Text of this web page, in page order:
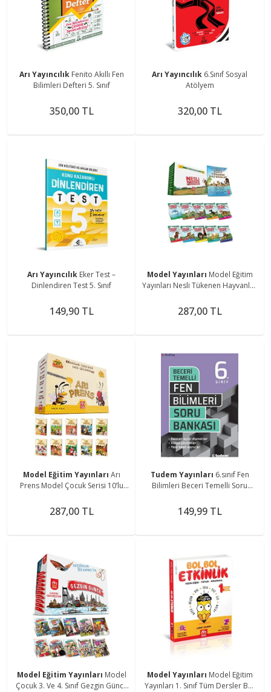
Arı Yayıncılık Fenito Akıllı Fen
Bilimleri Defteri 5. Sınıf
350,00 TL
Arı Yayıncılık 6.Sınıf Sosyal
Atölyem
320,00 TL
Arı Yayıncılık Eker Test –
Dinlendiren Test 5. Sınıf
149,90 TL
Model Yayınları Model Eğitim
Yayınları Nesli Tükenen Hayvanlar
287,00 TL
Model Eğitim Yayınları Arı
Prens Model Çocuk Serisi 10’lu
287,00 TL
Tudem Yayınları 6.sınıf Fen
Bilimleri Beceri Temelli Soru
149,99 TL
Model Eğitim Yayınları Model
Çocuk 3. Ve 4. Sınıf Gezgin Günce
Model Yayınları Model Eğitim
Yayınları 1. Sınıf Tüm Dersler Bol